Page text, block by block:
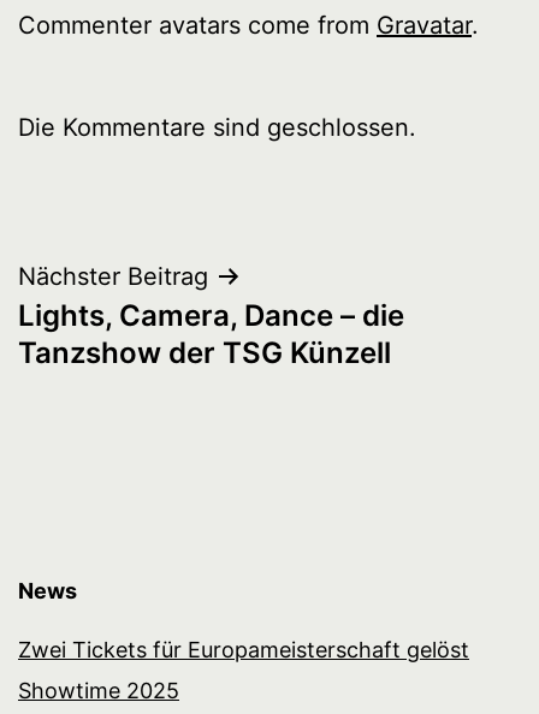
Commenter avatars come from Gravatar.
Die Kommentare sind geschlossen.
Beitrags-
Navigation
Nächster Beitrag
Lights, Camera, Dance – die
Tanzshow der TSG Künzell
News
Zwei Tickets für Europameisterschaft gelöst
Showtime 2025